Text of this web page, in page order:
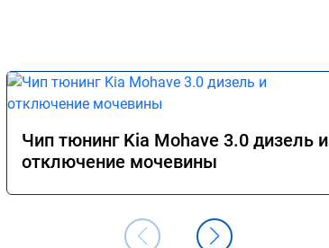
Чип тюнинг Kia Mohave 3.0 дизель и
отключение мочевины